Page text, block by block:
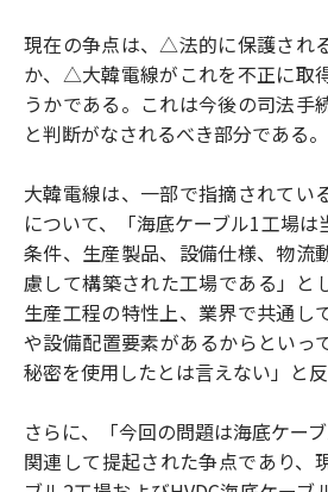
現在の争点は、△法的に保護され
か、△大韓電線がこれを不正に取
うかである。これは今後の司法手
と判断がなされるべき部分である。
大韓電線は、一部で指摘されてい
について、「海底ケーブル1工場
条件、生産製品、設備仕様、物流
慮して構築された工場である」と
生産工程の特性上、業界で共通し
や設備配置要素があるからといっ
秘密を使用したとは言えない」と反
さらに、「今回の問題は海底ケー
関連して提起された争点であり、